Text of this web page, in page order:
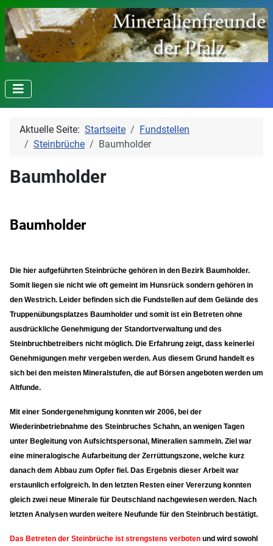
Aktuelle Seite: Startseite
Fundstellen
Steinbrüche
Baumholder
Baumholder
Baumholder
Die hier aufgeführten Steinbrüche gehören in den Bezirk Baumholder.
Somit liegen sie nicht wie oft gemeint im Hunsrück sondern gehören in
den Westrich. Leider befinden sich die Fundstellen auf dem Gelände des
Truppenübungsplatzes Baumholder und somit ist ein Betreten ohne
ausdrückliche Genehmigung der Standortverwaltung und des
Steinbruchbetreibers nicht möglich. Die Erfahrung zeigt, dass keinerlei
Genehmigungen mehr vergeben werden. Aus diesem Grund handelt es
sich bei den meisten Mineralstufen, die auf Börsen angeboten werden um
Altfunde.
Mit einer Sondergenehmigung konnten wir 2006, bei der
Wiederinbetriebnahme des Steinbruches Schahn, an wenigen Tagen
unter Begleitung von Aufsichtspersonal, Mineralien sammeln. Ziel war
eine mineralogische Aufarbeitung der Zerrüttungszone, welche kurz
danach dem Abbau zum Opfer fiel. Das Ergebnis dieser Arbeit war
erstaunlich erfolgreich. In den letzten Resten einer Vererzung konnten
gleich zwei neue Minerale für Deutschland nachgewiesen werden. Nach
letzten Analysen wurden weitere Neufunde für den Steinbruch bestätigt.
Das Betreten der Steinbrüche ist strengstens verboten und wird sowohl